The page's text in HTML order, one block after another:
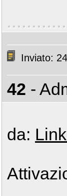
Inviato:
42 -
da: